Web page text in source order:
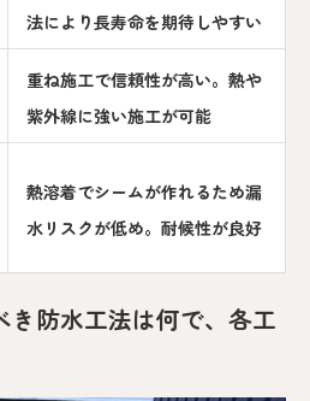
法により長寿命を期待しやすい
重ね施工で信頼性が高い。熱や
紫外線に強い施工が可能
熱溶着でシームが作れるため漏
水リスクが低め。耐候性が良好
き防水工法は何で、各工